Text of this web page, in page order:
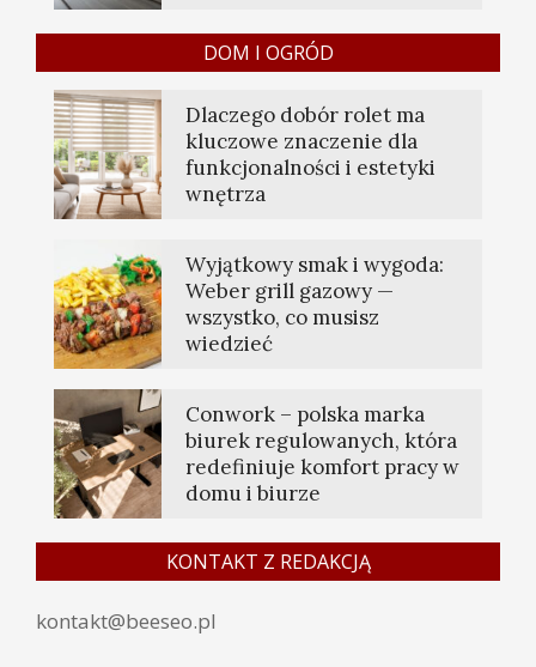
DOM I OGRÓD
Dlaczego dobór rolet ma
kluczowe znaczenie dla
funkcjonalności i estetyki
wnętrza
Wyjątkowy smak i wygoda:
Weber grill gazowy —
wszystko, co musisz
wiedzieć
Conwork – polska marka
biurek regulowanych, która
redefiniuje komfort pracy w
domu i biurze
KONTAKT Z REDAKCJĄ
kontakt@beeseo.pl